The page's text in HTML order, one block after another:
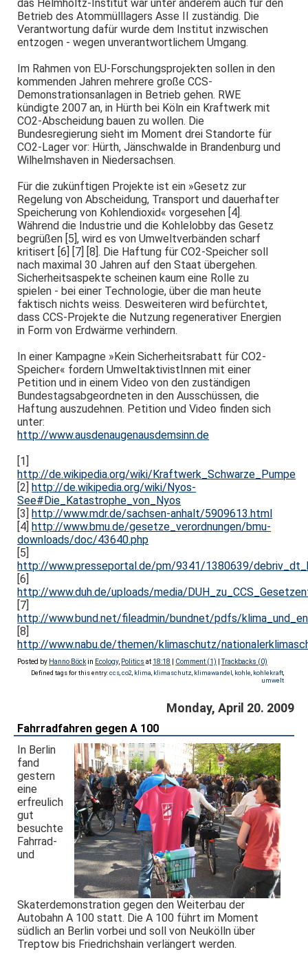
das Helmholtz-Institut war unter anderem auch für den
Betrieb des Atommülllagers Asse II zuständig. Die
Verantwortung dafür wurde dem Institut inzwischen
entzogen - wegen unverantwortlichem Umgang.
Im Rahmen von EU-Forschungsprojekten sollen in den
kommenden Jahren mehrere große CCS-
Demonstrationsanlagen in Betrieb gehen. RWE
kündigte 2007 an, in Hürth bei Köln ein Kraftwerk mit
CO2-Abscheidung bauen zu wollen. Die
Bundesregierung sieht im Moment drei Standorte für
CO2-Lager vor: Hürth, Jänschwalde in Brandenburg und
Wilhelmshaven in Niedersachsen.
Für die zukünftigen Projekte ist ein »Gesetz zur
Regelung von Abscheidung, Transport und dauerhafter
Speicherung von Kohlendioxid« vorgesehen [4].
Während die Industrie und die Kohlelobby das Gesetz
begrüßen [5], wird es von Umweltverbänden scharf
kritisert [6] [7] [8]. Die Haftung für CO2-Speicher soll
nach maximal 30 Jahren auf den Staat übergehen.
Sicherheitsaspekte scheinen kaum eine Rolle zu
spielen - bei einer Technologie, über die man heute
faktisch nichts weiss. Desweiteren wird befürchtet,
dass CCS-Projekte die Nutzung regenerativer Energien
in Form von Erdwärme verhindern.
In einer Kampagne »Kein Sicherheitsrabatt für CO2-
Speicher« fordern UmweltaktivistInnen mit einer
Petition und in einem Video von den zuständigen
Bundestagsabgeordneten in den Ausschüssen, die
Haftung auszudehnen. Petition und Video finden sich
unter:
http://www.ausdenaugenausdemsinn.de
[1]
http://de.wikipedia.org/wiki/Kraftwerk_Schwarze_Pumpe
[2]http://de.wikipedia.org/wiki/Nyos-
See#Die_Katastrophe_von_Nyos
[3]http://www.mdr.de/sachsen-anhalt/5909613.html
[4]http://www.bmu.de/gesetze_verordnungen/bmu-
downloads/doc/43640.php
[5]
http://www.presseportal.de/pm/9341/1380639/
[6]
http://www.duh.de/uploads/media/
[7]
http://www.bund.net/fileadmin/bundnet/pdfs/
[8]
http://www.nabu.de/themen/klimaschutz/
Posted by Hanno Böckin Ecology, Politics at 18:18 Comment (1) |Trackbacks (0)
Defined tags for this entry:ccs, co2 klima klimaschutz klimawandel kohle kohlekraft,
umwelt
Monday, April 20. 2009
Fahrradfahren gegen A 100
In Berlin
fand
gestern
eine
erfreulich
gut
besuchte
Fahrrad-
und
Skaterdemonstration gegen den Weiterbau der
Autobahn A 100 statt. Die A 100 führt im Moment
südlich an Berlin vorbei und soll von Neukölln über
Treptow bis Friedrichshain verlängert werden.